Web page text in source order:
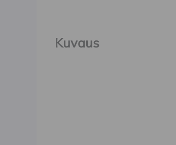
Kuvaus